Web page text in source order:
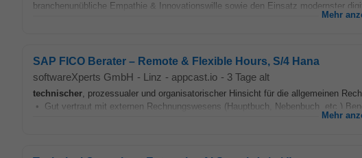
branchenunübliche Empathie & Innovationswille sowie den Einsatz modernster
Mehr
SAP FICO Berater – Remote & Flexible Hours, S/4 Hana
softwareXperts GmbH - Linz - appcast.io - 3 Tage alt
technischer, prozessualer und organisatorischer Hinsicht für die allgemeinen
• Gut vertraut mit externen Rechnungswesens (Hauptbuch, Nebenbuch, etc.)
Mehr